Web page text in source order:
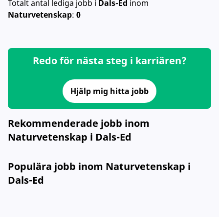
Totalt antal lediga jobb i Dals-Ed inom
Naturvetenskap: 0
Redo för nästa steg i karriären?
Hjälp mig hitta jobb
Rekommenderade jobb inom
Naturvetenskap i Dals-Ed
Populära jobb inom Naturvetenskap i
Dals-Ed